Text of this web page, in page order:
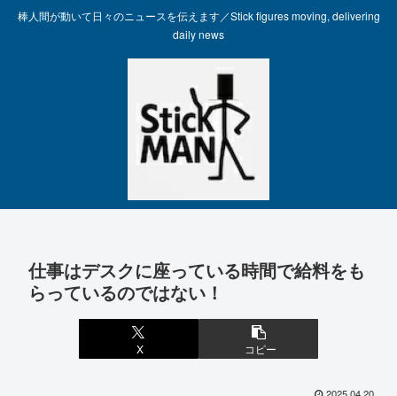
棒人間が動いて日々のニュースを伝えます／Stick figures moving, delivering
daily news
仕事はデスクに座っている時間で給料をも
らっているのではない！
X コピー